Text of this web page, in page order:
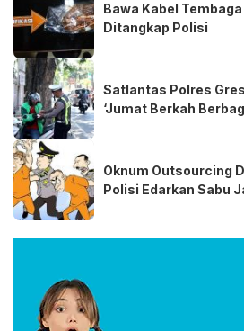
Bawa Kabel
Ditangkap Polisi
Satlantas Polres
‘Jumat Berkah
Oknum Outsourcing
Polisi Edarkan Sabu